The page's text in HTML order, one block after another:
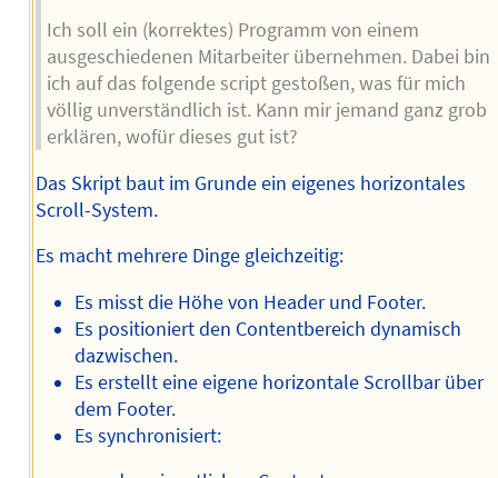
Ich soll ein (korrektes) Programm von einem
ausgeschiedenen Mitarbeiter übernehmen. Dabei bin
ich auf das folgende script gestoßen, was für mich
völlig unverständlich ist. Kann mir jemand ganz grob
erklären, wofür dieses gut ist?
Das Skript baut im Grunde ein eigenes horizontales
Scroll-System.
Es macht mehrere Dinge gleichzeitig:
Es misst die Höhe von Header und Footer.
Es positioniert den Contentbereich dynamisch
dazwischen.
Es erstellt eine eigene horizontale Scrollbar über
dem Footer.
Es synchronisiert: